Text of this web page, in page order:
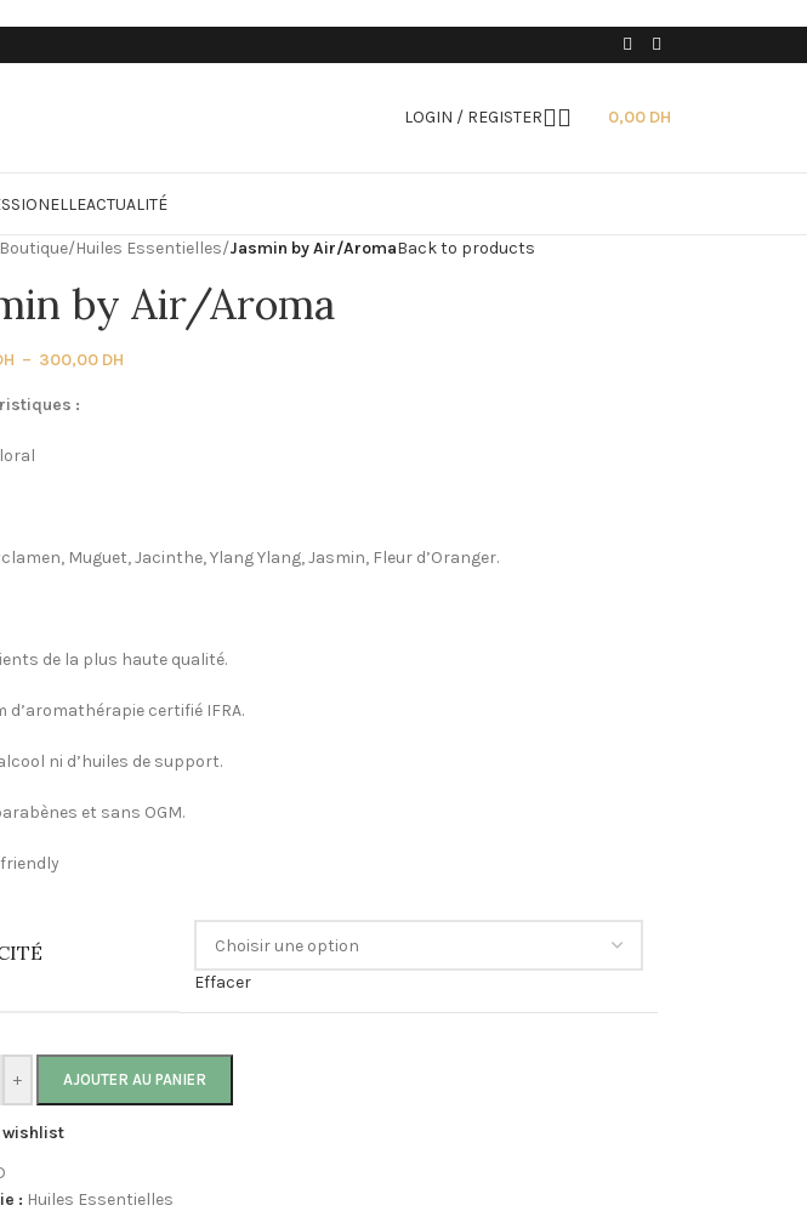
LOGIN / REGISTER 0,00 DH
ACTUALITÉ
/Huiles Essentielles/Jasmin by Air/AromaBack to products
by Air/Aroma
– 300,00 DH
:
Muguet, Jacinthe, Ylang Ylang, Jasmin, Fleur d’Oranger.
de la plus haute qualité.
d’aromathérapie certifié IFRA.
ni d’huiles de support.
et sans OGM.
Effacer
+ AJOUTER AU PANIER
wishlist
: Huiles Essentielles